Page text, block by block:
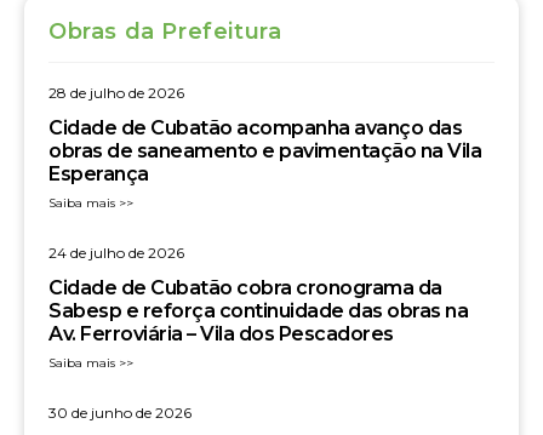
Obras da Prefeitura
28 de julho de 2026
Cidade de Cubatão acompanha avanço das
obras de saneamento e pavimentação na Vila
Esperança
Saiba mais >>
24 de julho de 2026
Cidade de Cubatão cobra cronograma da
Sabesp e reforça continuidade das obras na
Av. Ferroviária – Vila dos Pescadores
Saiba mais >>
30 de junho de 2026